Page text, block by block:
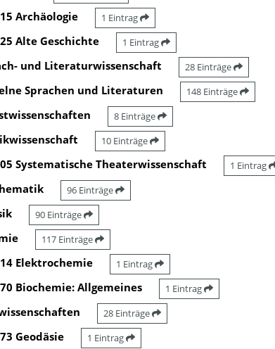
Archäologie 1 Eintrag
Alte Geschichte 1 Eintrag
und Literaturwissenschaft 28 Einträge
Sprachen und Literaturen 148 Einträge
8 Einträge
10 Einträge
Systematische Theaterwissenschaft 1 Eintrag
96 Einträge
90 Einträge
117 Einträge
Elektrochemie 1 Eintrag
Biochemie: Allgemeines 1 Eintrag
28 Einträge
Geodäsie 1 Eintrag